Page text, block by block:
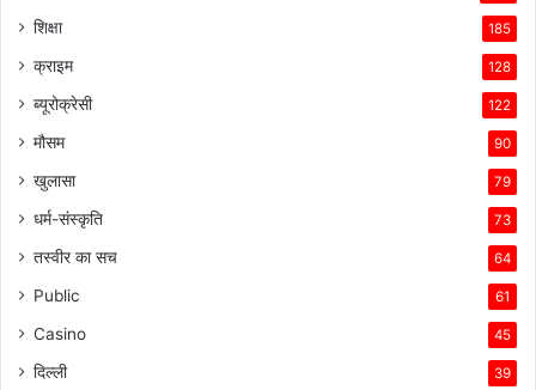
शिक्षा 185
क्राइम 128
ब्यूरोक्रेसी 122
मौसम 90
खुलासा 79
धर्म-संस्कृति 73
तस्वीर का सच 64
Public 61
Casino 45
दिल्ली 39